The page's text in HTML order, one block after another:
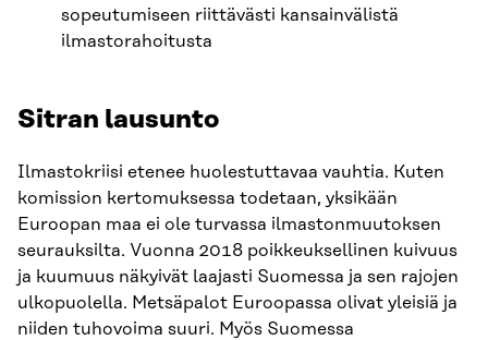
sopeutumiseen riittävästi kansainvälistä
ilmastorahoitusta
Sitran lausunto
Ilmastokriisi etenee huolestuttavaa vauhtia. Kuten
komission kertomuksessa todetaan, yksikään
Euroopan maa ei ole turvassa ilmastonmuutoksen
seurauksilta. Vuonna 2018 poikkeuksellinen kuivuus
ja kuumuus näkyivät laajasti Suomessa ja sen rajojen
ulkopuolella. Metsäpalot Euroopassa olivat yleisiä ja
niiden tuhovoima suuri. Myös Suomessa